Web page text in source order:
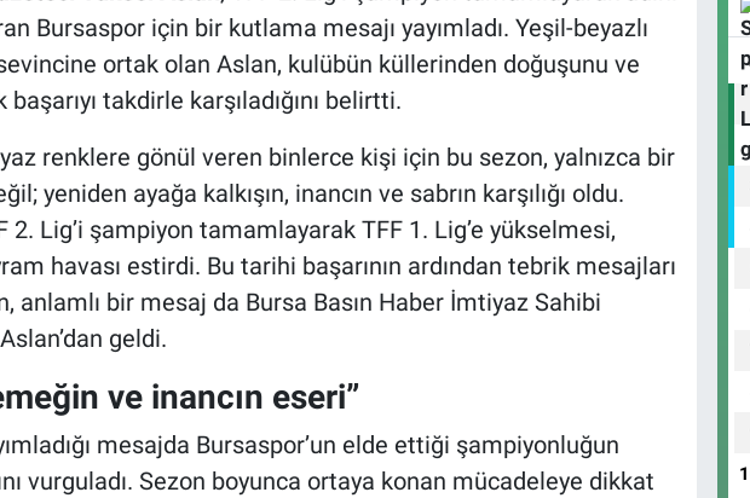
Bursaspor için bir kutlama mesajı yayımladı. Yeşil-beyazlı
ortak olan Aslan, kulübün küllerinden doğuşunu ve
takdirle karşıladığını belirtti.
renklere gönül veren binlerce kişi için bu sezon, yalnızca bir
yeniden ayağa kalkışın, inancın ve sabrın karşılığı oldu.
2. Lig’i şampiyon tamamlayarak TFF 1. Lig’e yükselmesi,
havası estirdi. Bu tarihi başarının ardından tebrik mesajları
anlamlı bir mesaj da Bursa Basın Haber İmtiyaz Sahibi
geldi.
ve inancın eseri”
mesajda Bursaspor’un elde ettiği şampiyonluğun
vurguladı. Sezon boyunca ortaya konan mücadeleye dikkat